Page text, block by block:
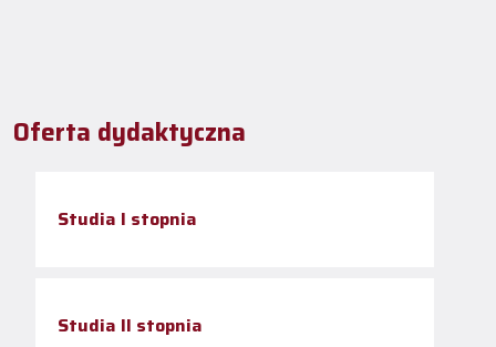
Oferta dydaktyczna
Studia I stopnia
Studia II stopnia